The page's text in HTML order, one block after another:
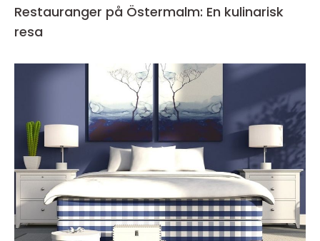
Restauranger på Östermalm: En kulinarisk
resa